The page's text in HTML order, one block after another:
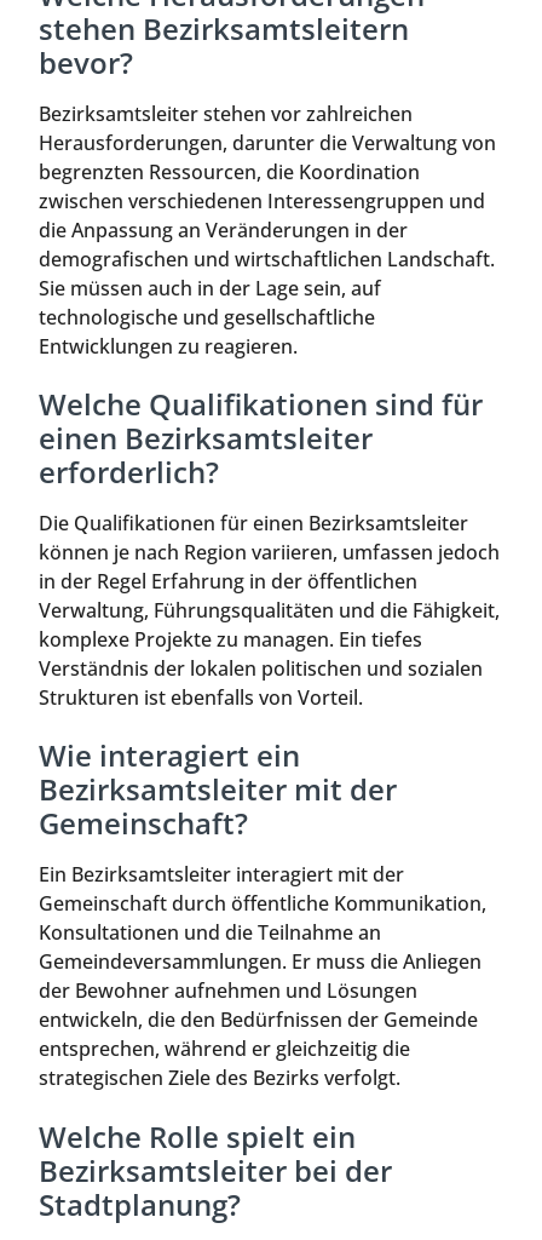
stehen Bezirksamtsleitern
bevor?
Bezirksamtsleiter stehen vor zahlreichen
Herausforderungen, darunter die Verwaltung von
begrenzten Ressourcen, die Koordination
zwischen verschiedenen Interessengruppen und
die Anpassung an Veränderungen in der
demografischen und wirtschaftlichen Landschaft.
Sie müssen auch in der Lage sein, auf
technologische und gesellschaftliche
Entwicklungen zu reagieren.
Welche Qualifikationen sind für
einen Bezirksamtsleiter
erforderlich?
Die Qualifikationen für einen Bezirksamtsleiter
können je nach Region variieren, umfassen jedoch
in der Regel Erfahrung in der öffentlichen
Verwaltung, Führungsqualitäten und die Fähigkeit,
komplexe Projekte zu managen. Ein tiefes
Verständnis der lokalen politischen und sozialen
Strukturen ist ebenfalls von Vorteil.
Wie interagiert ein
Bezirksamtsleiter mit der
Gemeinschaft?
Ein Bezirksamtsleiter interagiert mit der
Gemeinschaft durch öffentliche Kommunikation,
Konsultationen und die Teilnahme an
Gemeindeversammlungen. Er muss die Anliegen
der Bewohner aufnehmen und Lösungen
entwickeln, die den Bedürfnissen der Gemeinde
entsprechen, während er gleichzeitig die
strategischen Ziele des Bezirks verfolgt.
Welche Rolle spielt ein
Bezirksamtsleiter bei der
Stadtplanung?